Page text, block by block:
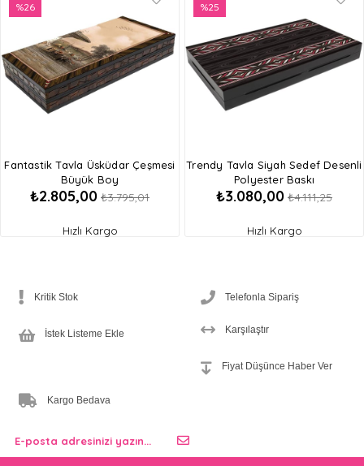
Fantastik Tavla Üsküdar Çeşmesi
Büyük Boy
₺2.805,00 ₺3.795,01
%26
%26İndirim
Hızlı Kargo
Trendy Tavla Siyah Sedef Desenli
Polyester Baskı
₺3.080,00 ₺4.111,25
%25
%25İndirim
Hızlı Kargo
Kritik Stok Telefonla Sipariş
İstek Listeme Ekle Karşılaştır
Fiyat Düşünce Haber Ver
Kargo Bedava